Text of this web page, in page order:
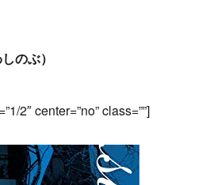
のぶ）
2″ center=”no” class=””]